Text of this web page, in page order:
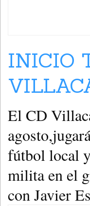
INICIO
El CD
agosto,
fútbol local
milita en el
conJavier